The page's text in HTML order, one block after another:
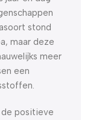
stond
maar deze
meer
een
positieve